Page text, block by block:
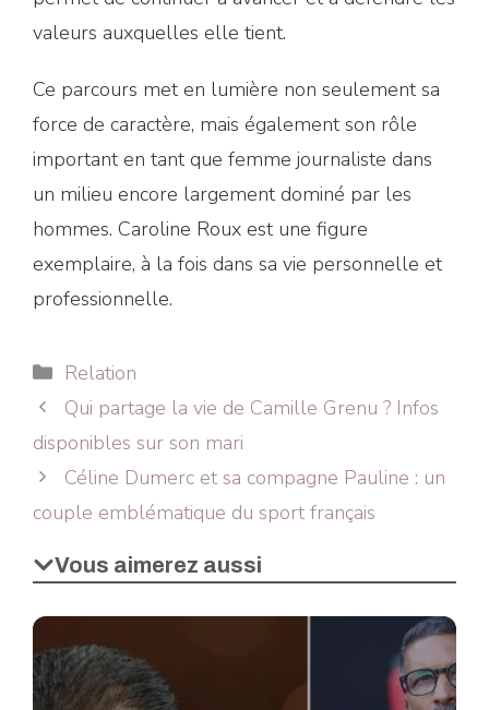
valeurs auxquelles elle tient.
Ce parcours met en lumière non seulement sa
force de caractère, mais également son rôle
important en tant que femme journaliste dans
un milieu encore largement dominé par les
hommes. Caroline Roux est une figure
exemplaire, à la fois dans sa vie personnelle et
professionnelle.
Catégories
Relation
Qui partage la vie de Camille Grenu ? Infos
disponibles sur son mari
Céline Dumerc et sa compagne Pauline : un
couple emblématique du sport français
Vous aimerez aussi